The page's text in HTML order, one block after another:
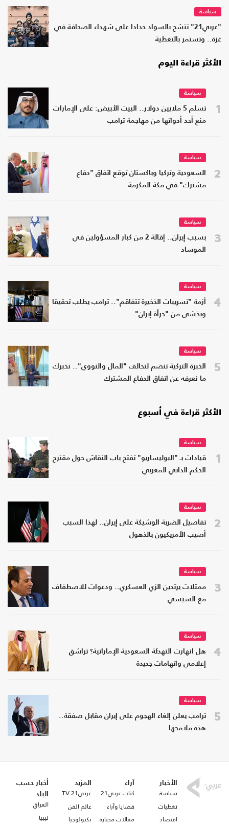
سياسة
"عربي21" تتشح بالسواد حدادا على شهداء الصحافة في
غزة.. وتستمر بالتغطية
الأكثر قراءة اليوم
1
سياسة
تسلم 5 ملايين دولار.. البيت الأبيض: على الإمارات
منع أحد أدواتها من مهاجمة ترامب
2
سياسة
السعودية وتركيا وباكستان توقع اتفاق "دفاع
مشترك" في مكة المكرمة
3
سياسة
بسبب إيران.. إقالة 2 من كبار المسؤولين في
الموساد
4
سياسة
أزمة "تسريبات الذخيرة تتفاقم".. ترامب يطلب تحقيقا
ويخشى من "جرأة إيران"
5
سياسة
الخبرة التركية تنضم لتحالف "المال والنووي".. نخبرك
ما نعرفه عن اتفاق الدفاع المشترك
الأكثر قراءة في أسبوع
1
سياسة
قيادات بـ "البوليساريو" تفتح باب النقاش حول مقترح
الحكم الذاتي المغربي
2
سياسة
تفاصيل الضربة الوشيكة على إيران.. لهذا السبب
أصيب الأمريكيون بالذهول
3
سياسة
ممثلات يرتدين الزي العسكري.. ودعوات للاصطفاف
مع السيسي
4
سياسة
هل انهارت التهدئة السعودية الإماراتية؟ تراشق
إعلامي واتهامات جديدة
5
سياسة
ترامب يعلن إلغاء الهجوم على إيران مقابل صفقة..
هذه ملامحها
الأخبار
سياسة
تغطيات
اقتصاد
آراء
كتاب عربي21
قضايا وآراء
مقالات مختارة
المزيد
عربي21 TV
عالم الفن
تكنولوجيا
أخبار حسب
البلد
العراق
ليبيا